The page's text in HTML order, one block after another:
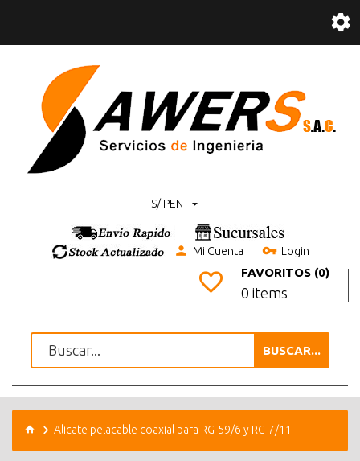
S/ PEN
Mi Cuenta Login
FAVORITOS (0)
0 items
BUSCAR...
Alicate pelacable coaxial para RG-59/6 y RG-7/11